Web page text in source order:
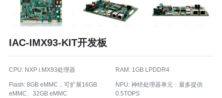
IAC-IMX93-KIT开发板
CPU: NXP i.MX93处理器 RAM: 1GB LPDDR4
Flash: 8GB eMMC，可扩展16GB
eMMC、32GB eMMC
NPU: 神经处理器单元：最多提供
0.5TOPS